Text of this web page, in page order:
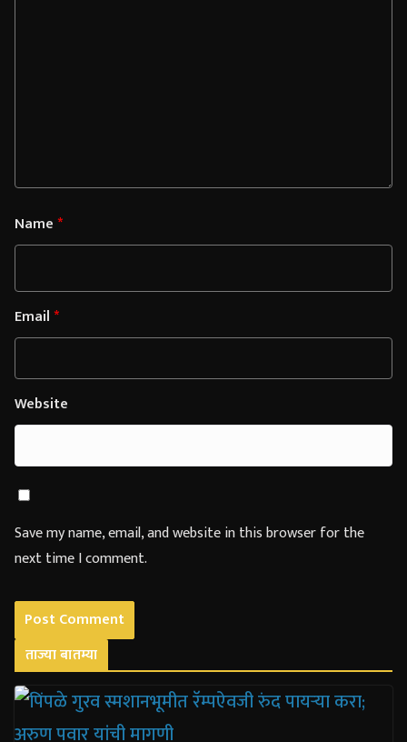
Name*
Email*
Website
Save my name, email, and website in this browser for the
next time I comment.
ताज्या बातम्या